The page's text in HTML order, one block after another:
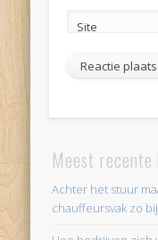
Site
Meest
Achter het stuur
chauffeursvak zo